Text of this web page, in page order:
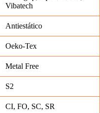
Vibatech
Antiestático
Oeko-Tex
Metal Free
S2
CI, FO, SC, SR